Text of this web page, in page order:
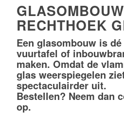
GLASOMBOUW
RECHTHOEK
Een glasombouw is
vuurtafel of
maken. Omdat de
glas weerspiegelen
spectaculairder uit.
Bestellen? Neem dan
op.